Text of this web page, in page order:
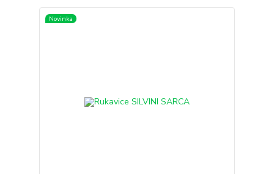
Novinka